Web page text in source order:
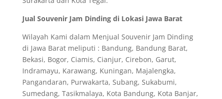
Jual Souvenir Jam Dinding di Lokasi Jawa Barat
Wilayah Kami dalam Menjual Souvenir Jam Dinding
di Jawa Barat meliputi : Bandung, Bandung Barat,
Bekasi, Bogor, Ciamis, Cianjur, Cirebon, Garut,
Indramayu, Karawang, Kuningan, Majalengka,
Pangandaran, Purwakarta, Subang, Sukabumi,
Sumedang, Tasikmalaya, Kota Bandung, Kota Banjar,